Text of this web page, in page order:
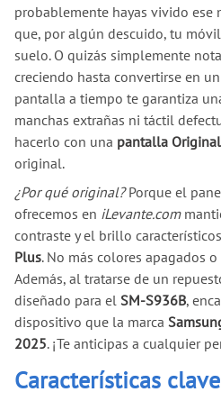
probablemente hayas vivido ese
que, por algún descuido, tu
suelo. O quizás simplemente
creciendo hasta convertirse en
pantalla a tiempo te garantiza
manchas extrañas ni táctil
hacerlo con una pantalla Original
original.
¿Por qué original?Porque el
ofrecemos en iLevante.com
contraste y el brillo
Plus. No más colores apagados
Además, al tratarse de un
diseñado para el SM-S936B,
dispositivo que la marca
2025. ¡Te anticipas a cualquier
Características